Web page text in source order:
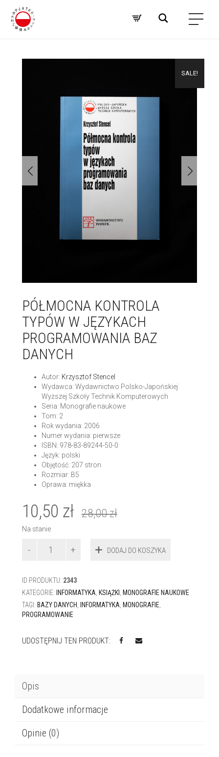
SALE!
PÓŁMOCNA KONTROLA
TYPÓW W JĘZYKACH
PROGRAMOWANIA BAZ
DANYCH
Autor: Krzysztof Stencel
Wydawca: Wydawnictwo Polsko-Japońskiej
Wyższej Szkoły Technik Komputerowych
Seria: Monografie naukowe
Tom: 2
Rok wydania: 2006
Numer wydania: pierwsze
ISBN: 978-83-89244-50-0
Język: polski
Objętość: 207 stron
Rozmiar: B5
Oprawa: miękka
28,00zł
10,50 zł
Na stanie
PÓŁMOCNA
W
JĘZYKACH
PROGRAMOWANIA
BAZ
DODAJ DO KOSZYKA
ID PRODUKTU: 2343
KATEGORIE: INFORMATYKA KSIĄŻKI
MONOGRAFIE NAUKOWE
TAGI: BAZY DANYCH INFORMATYKA MONOGRAFIE
PROGRAMOWANIE
UDOSTĘPNIJ TEN PRODUKT:
Opis
Dodatkowe informacje
Opinie (0)